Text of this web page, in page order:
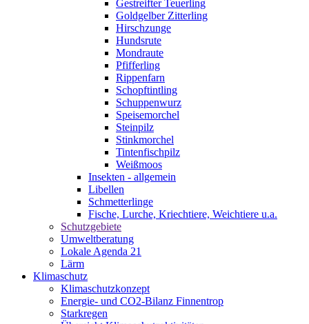
Gestreifter Teuerling
Goldgelber Zitterling
Hirschzunge
Hundsrute
Mondraute
Pfifferling
Rippenfarn
Schopftintling
Schuppenwurz
Speisemorchel
Steinpilz
Stinkmorchel
Tintenfischpilz
Weißmoos
Insekten - allgemein
Libellen
Schmetterlinge
Fische, Lurche, Kriechtiere, Weichtiere u.a.
Schutzgebiete
Umweltberatung
Lokale Agenda 21
Lärm
Klimaschutz
Klimaschutzkonzept
Energie- und CO2-Bilanz Finnentrop
Starkregen